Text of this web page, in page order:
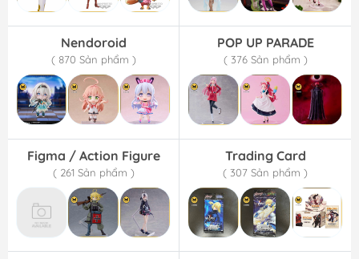
Nendoroid
( 870 Sản phẩm )
POP UP PARADE
( 376 Sản phẩm )
Figma / Action Figure
( 261 Sản phẩm )
Trading Card
( 307 Sản phẩm )